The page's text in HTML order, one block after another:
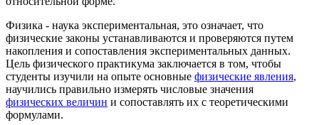
Физика - наука экспериментальная, это означает, что
физические законы устанавливаются и проверяются путем
накопления и сопоставления экспериментальных данных.
Цель физического практикума заключается в том, чтобы
студенты изучили на опыте основные физические явления,
научились правильно измерять числовые значения
физических величин и сопоставлять их с теоретическими
формулами.